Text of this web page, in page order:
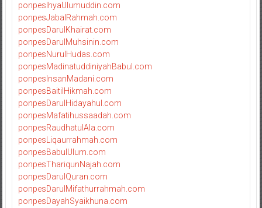
ponpesIhyaUlumuddin.com
ponpesJabalRahmah.com
ponpesDarulKhairat.com
ponpesDarulMuhsinin.com
ponpesNurulHudas.com
ponpesMadinatuddiniyahBabul.com
ponpesInsanMadani.com
ponpesBaitilHikmah.com
ponpesDarulHidayahul.com
ponpesMafatihussaadah.com
ponpesRaudhatulAla.com
ponpesLiqaurrahmah.com
ponpesBabulUlum.com
ponpesThariqunNajah.com
ponpesDarulQuran.com
ponpesDarulMifathurrahmah.com
ponpesDayahSyaikhuna.com